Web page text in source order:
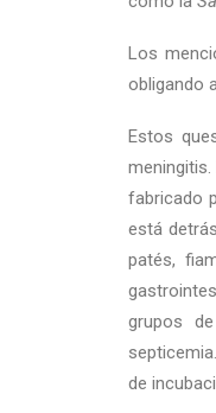
Los
obligando
Estos
fabricado
está
patés,
grupos
de